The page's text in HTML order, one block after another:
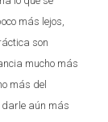
más lejos,
son
mucho más
más del
darle aún más